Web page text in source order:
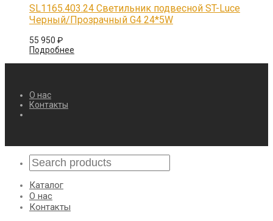
SL1165.403.24 Светильник подвесной ST-Luce
Черный/Прозрачный G4 24*5W
55 950 ₽
Подробнее
О нас
Контакты
Каталог
О нас
Контакты